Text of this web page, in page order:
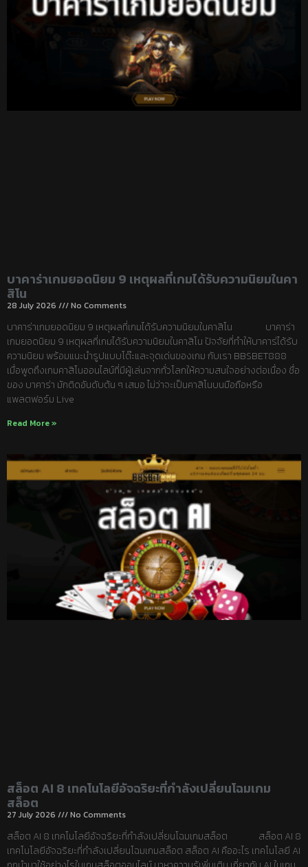
บาคาร่าเกมยอดนิยม 9 เหตุผลที่เกมได้รับความนิยมในคา
สิโน
28 July 2026 No Comments
บาคาร่าเกมยอดนิยม 9 เหตุผลที่เกมได้รับความนิยมในคาสิโน บาคาร่า
เกมยอดนิยม 9 เหตุผลที่เกมได้รับความนิยมในคาสิโน ปัจจัยที่ทำให้บาคาร่ได้รับ
ความนิยม พร้อมแนะนำรูปแบบโต๊ะและจุดเด่นของเกม กับเรา BBSBET888
เมื่อพูดถึงเกมคาสิโนออนไลน์ที่มีผู้เล่นจากทั่วโลกให้ความสนใจอย่างต่อเนื่อง ชื่อ
ของ บาคาร่า มักติดอันดับต้น ๆ เสมอ ไม่ว่าจะเป็นคาสิโนบนมือถือหรือ
แพลตฟอร์ม Live
Read More »
สล็อต AI 8 เทคโนโลยีอัจฉริยะที่กำลังเปลี่ยนโฉมเกม
สล็อต
27 July 2026 No Comments
สล็อต AI 8 เทคโนโลยีอัจฉริยะที่กำลังเปลี่ยนโฉมเกมสล็อต สล็อต AI 8
เทคโนโลยีอัจฉริยะที่กำลังเปลี่ยนโฉมเกมสล็อต สล็อต AI คืออะไร เทคโนโลยี AI